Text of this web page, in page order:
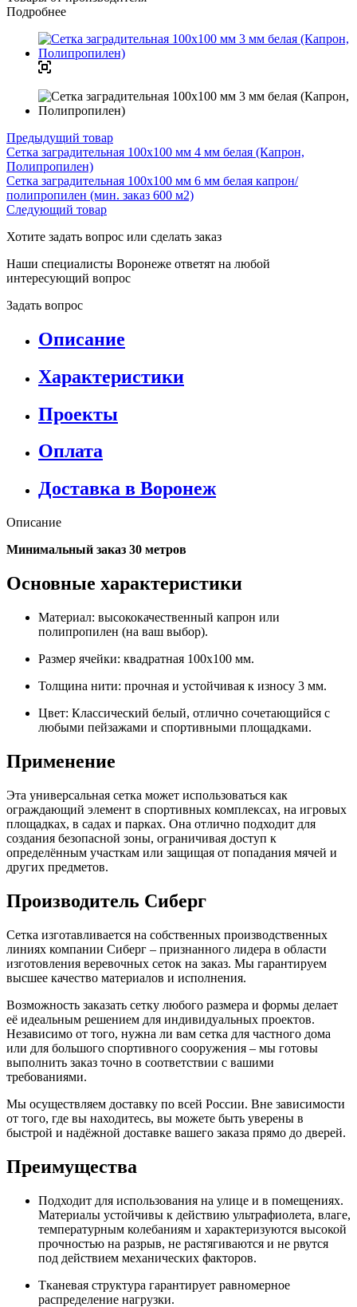
Подробнее
Предыдущий товар
Сетка заградительная 100х100 мм 4 мм белая (Капрон,
Полипропилен)
Сетка заградительная 100х100 мм 6 мм белая капрон/
полипропилен (мин. заказ 600 м2)
Следующий товар
Хотите задать вопрос или сделать заказ
Наши специалисты Воронеже ответят на любой
интересующий вопрос
Задать вопрос
Описание
Характеристики
Проекты
Оплата
Доставка в Воронеж
Описание
Минимальный заказ 30 метров
Основные характеристики
Материал: высококачественный капрон или
полипропилен (на ваш выбор).
Размер ячейки: квадратная 100x100 мм.
Толщина нити: прочная и устойчивая к износу 3 мм.
Цвет: Классический белый, отлично сочетающийся с
любыми пейзажами и спортивными площадками.
Применение
Эта универсальная сетка может использоваться как
ограждающий элемент в спортивных комплексах, на игровых
площадках, в садах и парках. Она отлично подходит для
создания безопасной зоны, ограничивая доступ к
определённым участкам или защищая от попадания мячей и
других предметов.
Производитель Сиберг
Сетка изготавливается на собственных производственных
линиях компании Сиберг – признанного лидера в области
изготовления веревочных сеток на заказ. Мы гарантируем
высшее качество материалов и исполнения.
Возможность заказать сетку любого размера и формы делает
её идеальным решением для индивидуальных проектов.
Независимо от того, нужна ли вам сетка для частного дома
или для большого спортивного сооружения – мы готовы
выполнить заказ точно в соответствии с вашими
требованиями.
Мы осуществляем доставку по всей России. Вне зависимости
от того, где вы находитесь, вы можете быть уверены в
быстрой и надёжной доставке вашего заказа прямо до дверей.
Преимущества
Подходит для использования на улице и в помещениях.
Материалы устойчивы к действию ультрафиолета, влаге,
температурным колебаниям и характеризуются высокой
прочностью на разрыв, не растягиваются и не рвутся
под действием механических факторов.
Тканевая структура гарантирует равномерное
распределение нагрузки.